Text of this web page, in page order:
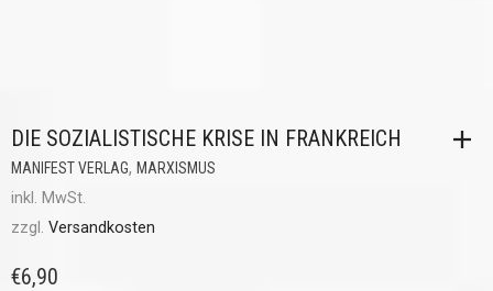
DIE SOZIALISTISCHE KRISE IN FRANKREICH
MANIFEST VERLAG, MARXISMUS
inkl. MwSt.
zzgl. Versandkosten
€6,90